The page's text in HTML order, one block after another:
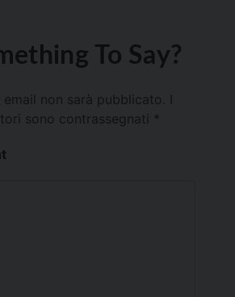
To Say?
email non sarà pubblicato.
sono contrassegnati *